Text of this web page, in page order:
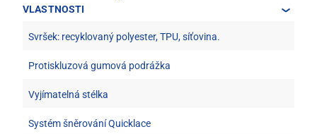
VLASTNOSTI
Svršek: recyklovaný polyester, TPU, síťovina.
Protiskluzová gumová podrážka
Vyjímatelná stélka
Systém šněrování Quicklace